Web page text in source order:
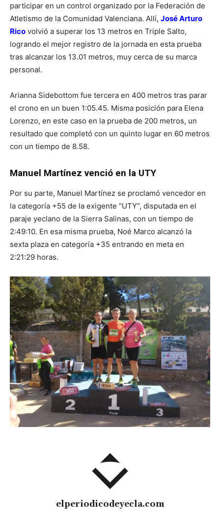
participar en un control organizado por la Federación de
Atletismo de la Comunidad Valenciana. Allí, José Arturo
Rico volvió a superar los 13 metros en Triple Salto,
logrando el mejor registro de la jornada en esta prueba
tras alcanzar los 13.01 metros, muy cerca de su marca
personal.
Arianna Sidebottom fue tercera en 400 metros tras parar
el crono en un buen 1:05.45. Misma posición para Elena
Lorenzo, en este caso en la prueba de 200 metros, un
resultado que completó con un quinto lugar en 60 metros
con un tiempo de 8.58.
Manuel Martínez venció en la UTY
Por su parte, Manuel Martínez se proclamó vencedor en
la categoría +55 de la exigente “UTY”, disputada en el
paraje yeclano de la Sierra Salinas, con un tiempo de
2:49:10. En esa misma prueba, Noé Marco alcanzó la
sexta plaza en categoría +35 entrando en meta en
2:21:29 horas.
elperiodicodeyecla.com